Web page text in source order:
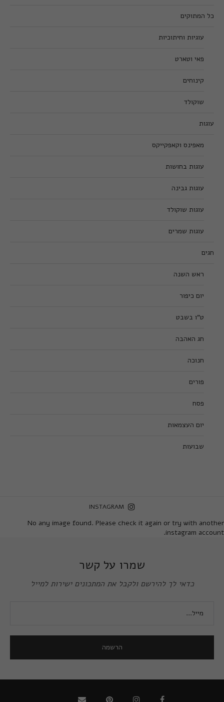
כל המתוקים
עוגיות וחיתוכיות
פאי וטארט
קינוחים
שוקולד
עוגות
מאפינס וקאפקייקס
עוגות בחושות
עוגות גבינה
עוגות שוקולד
עוגות שמרים
חגים
ראש השנה
יום כיפור
ט”ו בשבט
חג האהבה
חנוכה
פורים
פסח
יום העצמאות
שבועות
INSTAGRAM
No any image found. Please check it again or try with another
instagram account.
שמרו על קשר
כדאי לך להירשם ולקבל את המתכונים ישירות למייל